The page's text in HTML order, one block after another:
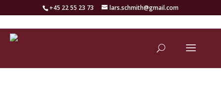
+45 22 55 23 73 lars.schmith@gmail.com